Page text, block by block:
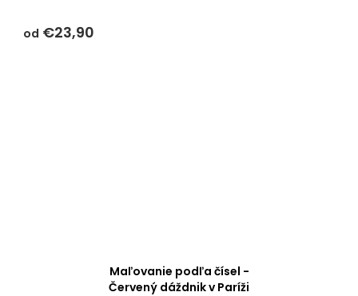
od €23,90
Maľovanie podľa čísel -
Červený dáždnik v Paríži